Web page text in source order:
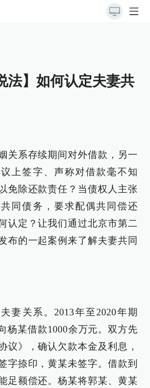
法】如何认定夫妻共
关系存续期间对外借款，另一
上签字、声称对借款毫不知
免除还款责任？当债权人主张
同债务，要求配偶共同偿还
认定？让我们通过北京市第二
布的一起案例来了解夫妻共同
妻关系。2013年至2020年期
杨某借款1000余万元。双方先
议》，确认欠款本金及利息，
字捺印，黄某未签字。借款到
足额偿还。杨某将郭某、黄某